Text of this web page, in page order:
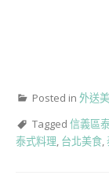
Posted in 外送
Tagged 信義區
泰式料理, 台北美食,